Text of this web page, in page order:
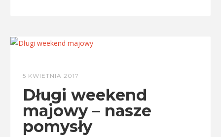
5 KWIETNIA 2017
Długi weekend
majowy – nasze
pomysły